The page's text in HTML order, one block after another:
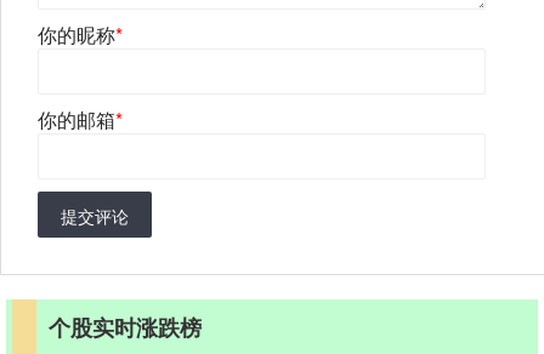
你的昵称*
你的邮箱*
提交评论
个股实时涨跌榜